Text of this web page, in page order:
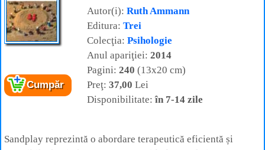
Cumpăr
Autor(i): Ruth Ammann
Editura: Trei
Colecţia: Psihologie
Anul apariţiei: 2014
Pagini: 240 (13x20 cm)
Preţ: 37,00 Lei
Disponibilitate:în 7-14 zile
Sandplay reprezintă o abordare terapeutică eficientă și